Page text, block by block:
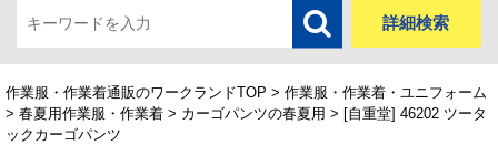
詳細検索
作業服・作業着通販のワークランドTOP > 作業服・作業着・ユニフォーム
> 春夏用作業服・作業着 > カーゴパンツの春夏用 > [自重堂] 46202 ツータ
ックカーゴパンツ